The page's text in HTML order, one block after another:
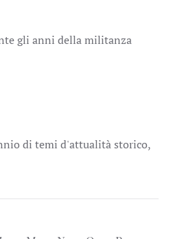
gli anni della militanza
di temi d'attualità storico,